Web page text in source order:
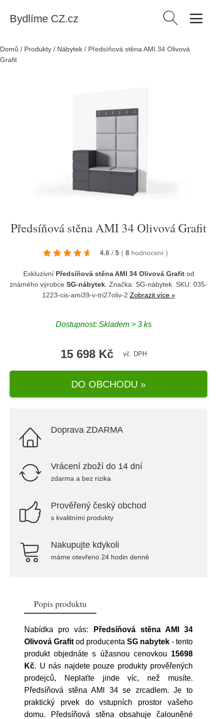
Bydlíme CZ.cz Vyhledávání
Domů / Produkty / Nábytek / Předsíňová stěna AMI 34 Olivová
Grafit
Předsíňová stěna AMI 34 Olivová Grafit
4.6 / 5 ( 8 hodnocení )
Exkluzivní Předsíňová stěna AMI 34 Olivová Grafitod
známého výrobce SG-nábytek . Značka: SG-nábytek . SKU: 035-
1223-cis-ami39-v-tri27oliv-2 Zobrazit více »
Dostupnost: Skladem > 3 ks
15 698 Kč vč. DPH
DO OBCHODU »
Doprava ZDARMA
Vrácení zboží do 14 dní
zdarma a bez rizika
Prověřený český obchod
s kvalitními produkty
Nakupujte kdykoli
máme otevřeno 24 hodin denně
Popis produktu
Nabídka pro vás:
Předsíňová stěna AMI 34
Olivová Grafit od producenta SG nabytek - tento
produkt objednáte s úžasnou cenovkou 15698
Kč. U nás najdete pouze produkty prověřených
prodejců, Neplaťte jinde víc, než musíte.
Předsíňová stěna AMI 34 se zrcadlem. Je to
praktický prvek do vstupních prostor vašeho
domu. Předsíňová stěna obsahuje čalouněné